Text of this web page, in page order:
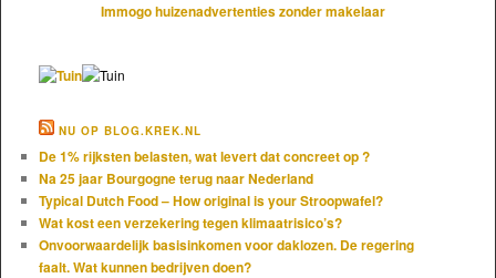
Immogo huizenadvertenties zonder makelaar
NU OP BLOG.KREK.NL
De 1% rijksten belasten, wat levert dat concreet op ?
Na 25 jaar Bourgogne terug naar Nederland
Typical Dutch Food – How original is your Stroopwafel?
Wat kost een verzekering tegen klimaatrisico’s?
Onvoorwaardelijk basisinkomen voor daklozen. De regering
faalt. Wat kunnen bedrijven doen?